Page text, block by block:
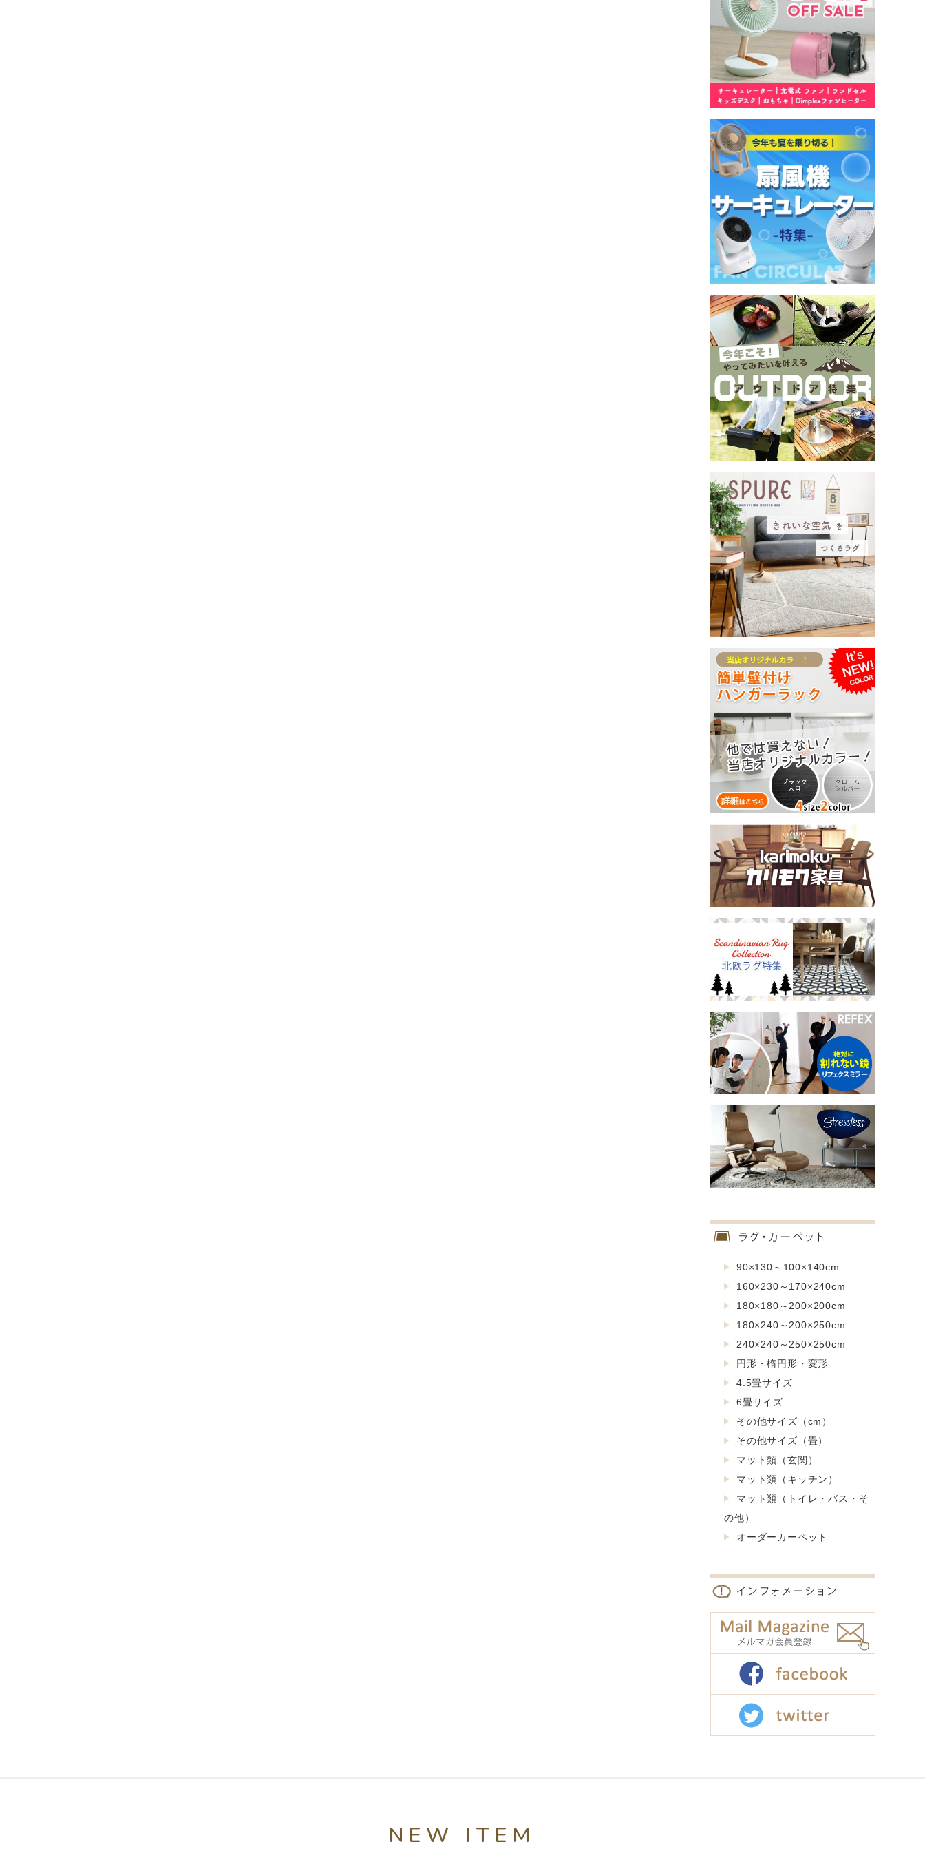
90×130～100×140cm
160×230～170×240cm
180×180～200×200cm
180×240～200×250cm
240×240～250×250cm
円形・楕円形・変形
4.5畳サイズ
6畳サイズ
その他サイズ（cm）
その他サイズ（畳）
マット類（玄関）
マット類（キッチン）
マット類（トイレ・バス・そ
の他）
オーダーカーペット